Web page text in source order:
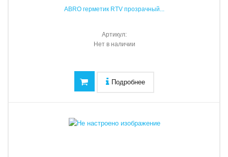
ABRO герметик RTV прозрачный...
Артикул:
Нет в наличии
Подробнее